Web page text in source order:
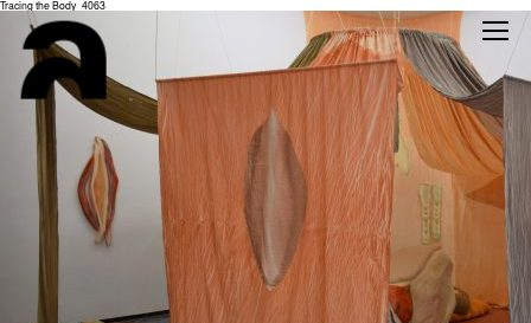
Tracing the Body_4063